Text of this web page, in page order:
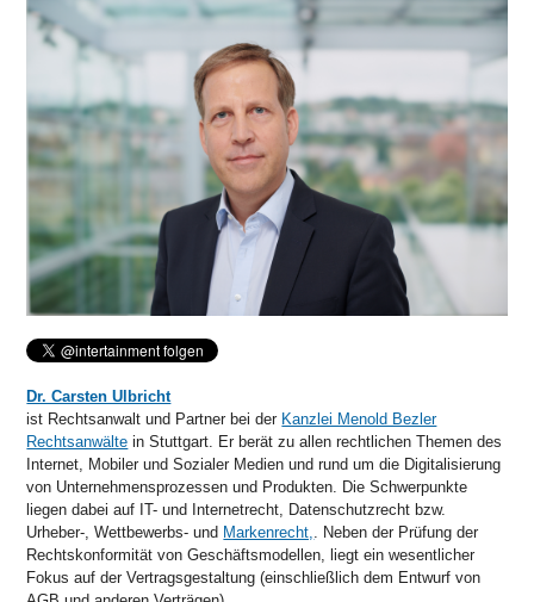
Dr. Carsten Ulbricht
ist Rechtsanwalt und Partner bei der Kanzlei Menold Bezler
Rechtsanwälte in Stuttgart. Er berät zu allen rechtlichen Themen des
Internet, Mobiler und Sozialer Medien und rund um die Digitalisierung
von Unternehmensprozessen und Produkten. Die Schwerpunkte
liegen dabei auf IT- und Internetrecht, Datenschutzrecht bzw.
Urheber-, Wettbewerbs- und Markenrecht,
. Neben der Prüfung der
Rechtskonformität von Geschäftsmodellen, liegt ein wesentlicher
Fokus auf der Vertragsgestaltung (einschließlich dem Entwurf von